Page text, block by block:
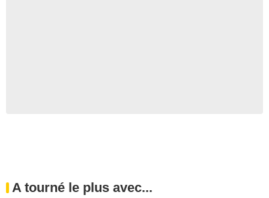
A tourné le plus avec...